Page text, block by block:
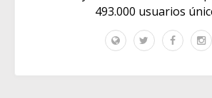
493.000 usuarios